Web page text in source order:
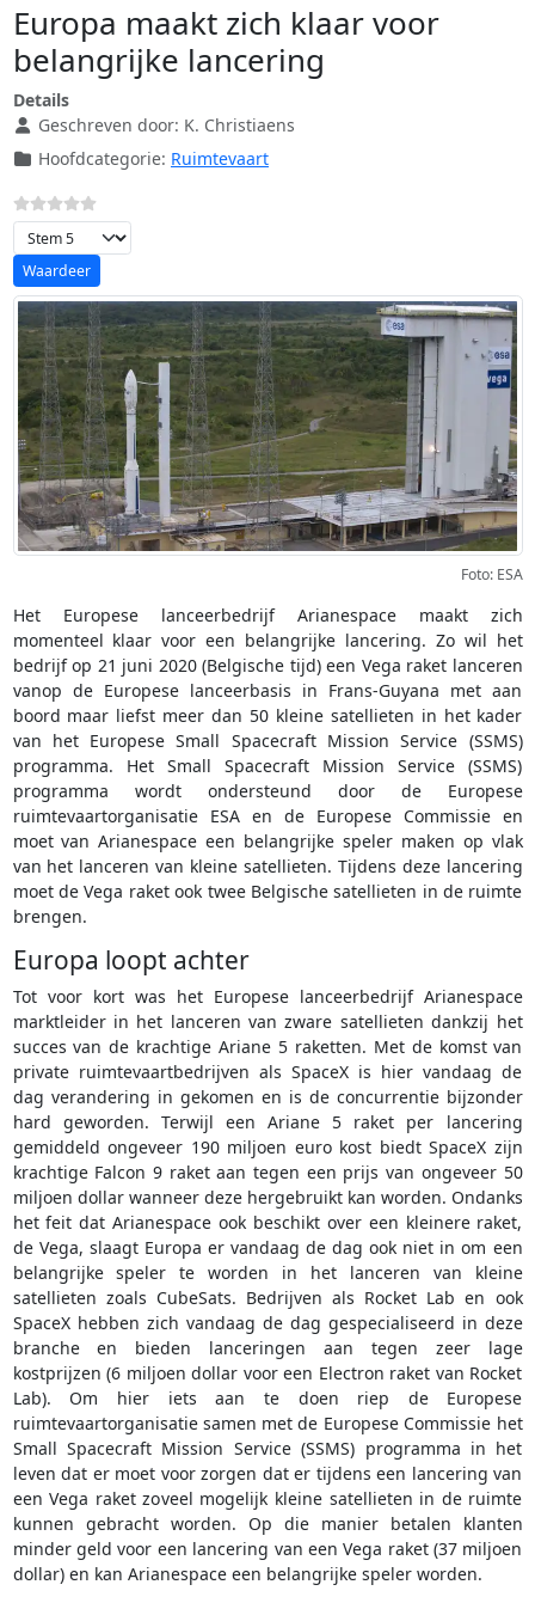
Europa maakt zich klaar voor
belangrijke lancering
Details
Geschreven door: K. Christiaens
Hoofdcategorie: Ruimtevaart
Voeg waardering toe
Foto: ESA
Het Europese lanceerbedrijf Arianespace maakt zich
momenteel klaar voor een belangrijke lancering. Zo wil het
bedrijf op 21 juni 2020 (Belgische tijd) een Vega raket lanceren
vanop de Europese lanceerbasis in Frans-Guyana met aan
boord maar liefst meer dan 50 kleine satellieten in het kader
van het Europese Small Spacecraft Mission Service (SSMS)
programma. Het Small Spacecraft Mission Service (SSMS)
programma wordt ondersteund door de Europese
ruimtevaartorganisatie ESA en de Europese Commissie en
moet van Arianespace een belangrijke speler maken op vlak
van het lanceren van kleine satellieten. Tijdens deze lancering
moet de Vega raket ook twee Belgische satellieten in de ruimte
brengen.
Europa loopt achter
Tot voor kort was het Europese lanceerbedrijf Arianespace
marktleider in het lanceren van zware satellieten dankzij het
succes van de krachtige Ariane 5 raketten. Met de komst van
private ruimtevaartbedrijven als SpaceX is hier vandaag de
dag verandering in gekomen en is de concurrentie bijzonder
hard geworden. Terwijl een Ariane 5 raket per lancering
gemiddeld ongeveer 190 miljoen euro kost biedt SpaceX zijn
krachtige Falcon 9 raket aan tegen een prijs van ongeveer 50
miljoen dollar wanneer deze hergebruikt kan worden. Ondanks
het feit dat Arianespace ook beschikt over een kleinere raket,
de Vega, slaagt Europa er vandaag de dag ook niet in om een
belangrijke speler te worden in het lanceren van kleine
satellieten zoals CubeSats. Bedrijven als Rocket Lab en ook
SpaceX hebben zich vandaag de dag gespecialiseerd in deze
branche en bieden lanceringen aan tegen zeer lage
kostprijzen (6 miljoen dollar voor een Electron raket van Rocket
Lab). Om hier iets aan te doen riep de Europese
ruimtevaartorganisatie samen met de Europese Commissie het
Small Spacecraft Mission Service (SSMS) programma in het
leven dat er moet voor zorgen dat er tijdens een lancering van
een Vega raket zoveel mogelijk kleine satellieten in de ruimte
kunnen gebracht worden. Op die manier betalen klanten
minder geld voor een lancering van een Vega raket (37 miljoen
dollar) en kan Arianespace een belangrijke speler worden.